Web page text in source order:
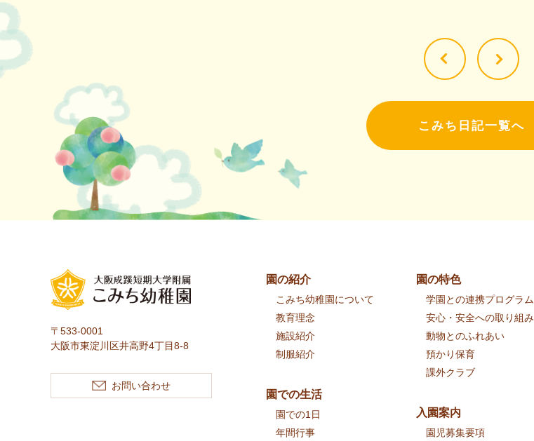
こみち日記一覧へ
〒533-0001
大阪市東淀川区井高野4丁目8-8
園の紹介
こみち幼稚園について
教育理念
施設紹介
制服紹介
園での生活
園での1日
年間行事
園の特色
学園との連携プログラム
安心・安全への取り組み
動物とのふれあい
預かり保育
課外クラブ
入園案内
園児募集要項
お問い合わせ